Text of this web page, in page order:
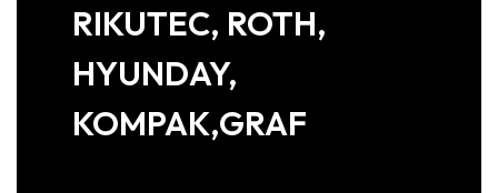
RIKUTEC, ROTH,
HYUNDAY,
KOMPAK,GRAF